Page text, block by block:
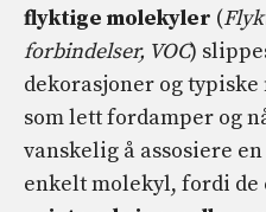
flyktige molekyler (
forbindelser, VOC)
dekorasjoner og
som lett fordamper og
vanskelig å assosiere
enkelt molekyl, fordi de